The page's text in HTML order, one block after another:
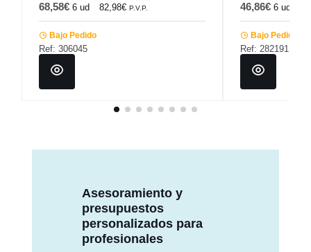
68,58€ 6 ud 82,98€ P.V.P.
Bajo Pedido
Ref: 306045
46,86€ 6 ud
Bajo Pedido
Ref: 282191
Asesoramiento y
presupuestos
personalizados para
profesionales